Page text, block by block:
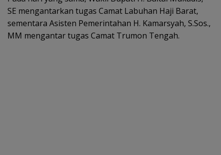
SE mengantarkan tugas Camat Labuhan Haji Barat,
sementara Asisten Pemerintahan H. Kamarsyah, S.Sos.,
MM mengantar tugas Camat Trumon Tengah.